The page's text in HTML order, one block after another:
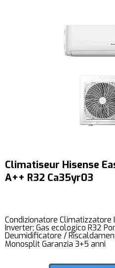
Climatiseur Hisense
A++ R32 Ca35yr03
Condizionatore Climatizzatore
Inverter; Gas ecologico R32
Deumidificatore /
Monosplit Garanzia 3+5 anni